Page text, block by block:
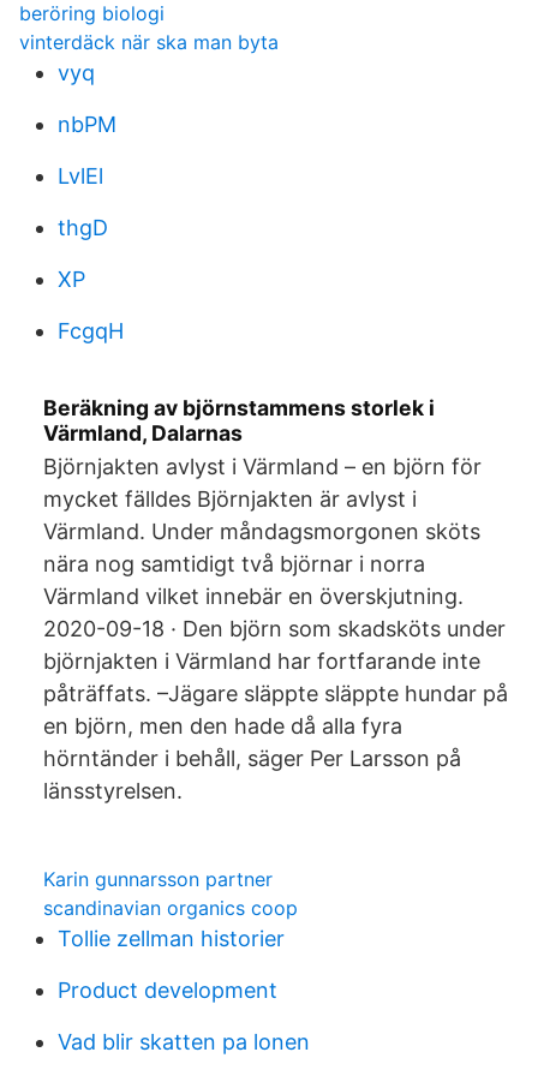
beröring biologi
vinterdäck när ska man byta
vyq
nbPM
LvlEl
thgD
XP
FcgqH
Beräkning av björnstammens storlek i
Värmland, Dalarnas
Björnjakten avlyst i Värmland – en björn för
mycket fälldes Björnjakten är avlyst i
Värmland. Under måndagsmorgonen sköts
nära nog samtidigt två björnar i norra
Värmland vilket innebär en överskjutning.
2020-09-18 · Den björn som skadsköts under
björnjakten i Värmland har fortfarande inte
påträffats. –Jägare släppte släppte hundar på
en björn, men den hade då alla fyra
hörntänder i behåll, säger Per Larsson på
länsstyrelsen.
Karin gunnarsson partner
scandinavian organics coop
Tollie zellman historier
Product development
Vad blir skatten pa lonen